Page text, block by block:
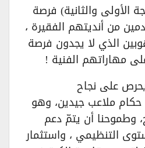
الأولى والثانية) فرصة
من أنديتهم الفقيرة ،
الذي لا يجدون فرصة
مهاراتهم الفنية !
على نجاح
ملاعب جيدين، وهو
وطموحنا أن يتمّ دعم
التنظيمي ، واستثمار